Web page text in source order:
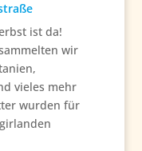
ist da!
wir
vieles mehr
wurden für